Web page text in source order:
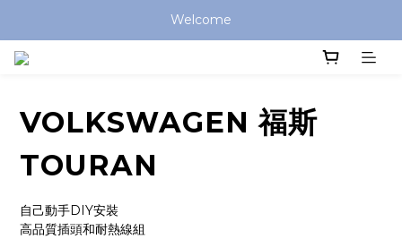
Welcome
VOLKSWAGEN 福斯
TOURAN
自己動手DIY安裝
高品質插頭和耐熱線組